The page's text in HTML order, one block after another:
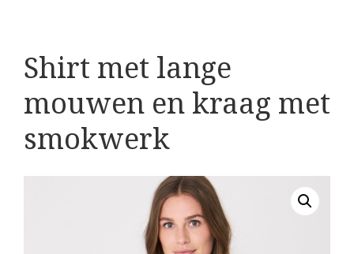
Shirt met lange
mouwen en kraag met
smokwerk